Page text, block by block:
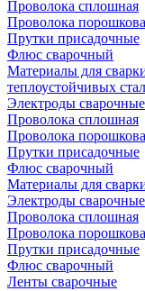
Проволока сплошная
Проволока
Прутки присадочные
Флюс сварочный
Материалы для
теплоустойчивых
Электроды сварочные
Проволока сплошная
Проволока
Прутки присадочные
Флюс сварочный
Материалы для
Электроды сварочные
Проволока сплошная
Проволока
Прутки присадочные
Флюс сварочный
Ленты сварочные